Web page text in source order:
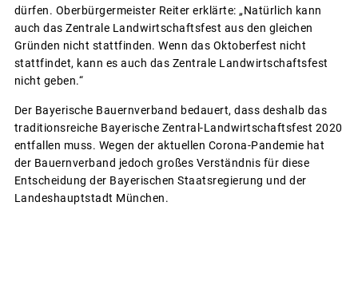
dürfen. Oberbürgermeister Reiter erklärte: „Natürlich kann
auch das Zentrale Landwirtschaftsfest aus den gleichen
Gründen nicht stattfinden. Wenn das Oktoberfest nicht
stattfindet, kann es auch das Zentrale Landwirtschaftsfest
nicht geben.“
Der Bayerische Bauernverband bedauert, dass deshalb das
traditionsreiche Bayerische Zentral-Landwirtschaftsfest 2020
entfallen muss. Wegen der aktuellen Corona-Pandemie hat
der Bauernverband jedoch großes Verständnis für diese
Entscheidung der Bayerischen Staatsregierung und der
Landeshauptstadt München.